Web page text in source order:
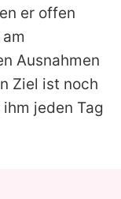
er offen
Ausnahmen
Ziel ist noch
jeden Tag